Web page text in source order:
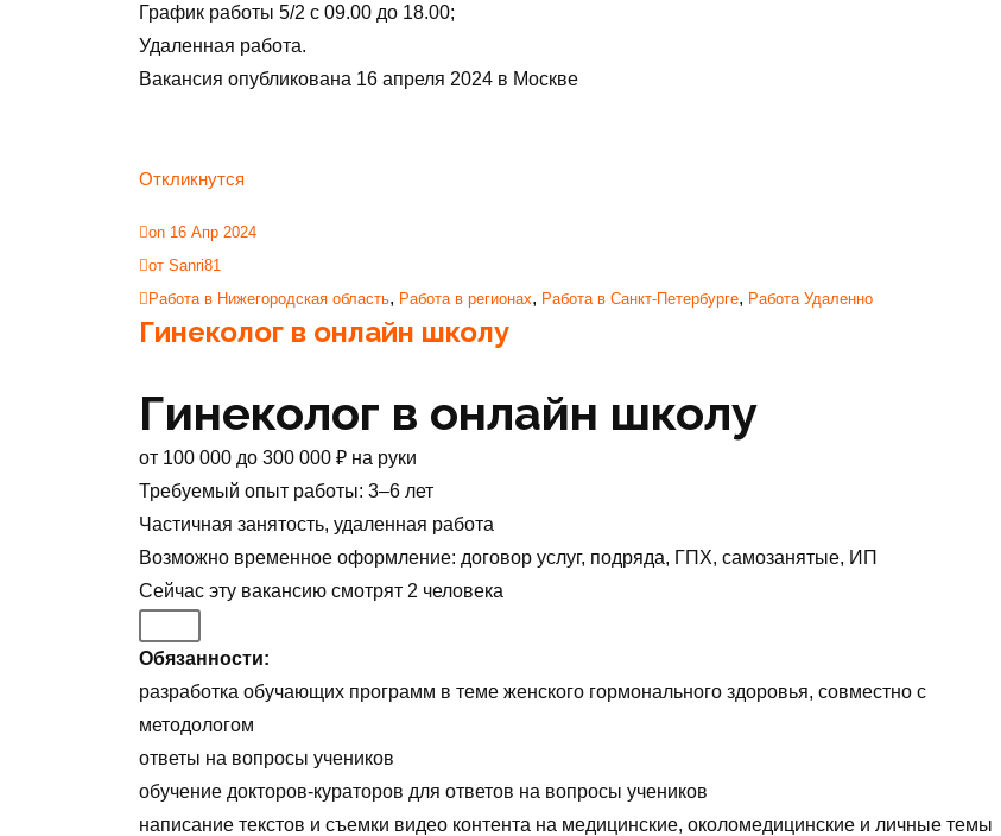
График работы 5/2 с 09.00 до 18.00;
Удаленная работа.
Вакансия опубликована 16 апреля 2024 в Москве
Откликнутся
on 16 Апр 2024
от Sanri81
Работа в Нижегородская область, Работа в регионах, Работа в Санкт-Петербурге, Работа Удаленно
Гинеколог в онлайн школу
Гинеколог в онлайн школу
от 100 000 до 300 000 ₽ на руки
Требуемый опыт работы: 3–6 лет
Частичная занятость, удаленная работа
Возможно временное оформление: договор услуг, подряда, ГПХ, самозанятые, ИП
Сейчас эту вакансию смотрят 2 человека
Обязанности:
разработка обучающих программ в теме женского гормонального здоровья, совместно с
методологом
ответы на вопросы учеников
обучение докторов-кураторов для ответов на вопросы учеников
написание текстов и съемки видео контента на медицинские, околомедицинские и личные темы